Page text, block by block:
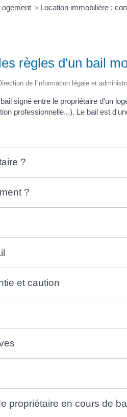
> Location immobilière :
règles d'un bail
de l'information légale et
signé entre le propriétaire d'un
professionnelle...). Le bail est
?
?
et caution
propriétaire en cours de